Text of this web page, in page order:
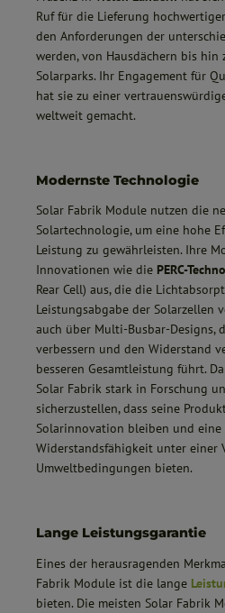
Ruf für die Lieferung
den Anforderungen der
werden, von Hausdächern bis
Solarparks. Ihr Engagement für
hat sie zu einer
weltweit gemacht.
Modernste Technologie
Solar Fabrik Module nutzen die
Solartechnologie, um eine hohe
Leistung zu gewährleisten. Ihre
Innovationen wie die PERC-
Rear Cell) aus, die die
Leistungsabgabe der Solarzellen
auch über Multi-Busbar-Designs,
verbessern und den Widerstand
besseren Gesamtleistung führt.
Solar Fabrik stark in Forschung
sicherzustellen, dass seine
Solarinnovation bleiben und eine
Widerstandsfähigkeit unter einer
Umweltbedingungen bieten.
Lange Leistungsgarantie
Eines der herausragenden
Fabrik Module ist die lange
bieten. Die meisten Solar Fabrik